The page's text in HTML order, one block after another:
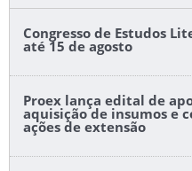
Congresso de Estudos
até 15 de agosto
Proex lança edital de
aquisição de insumos e
ações de extensão